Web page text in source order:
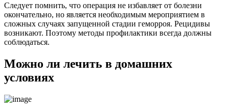
Следует помнить, что операция не избавляет от болезни
окончательно, но является необходимым мероприятием в
сложных случаях запущенной стадии геморроя. Рецидивы
возникают. Поэтому методы профилактики всегда должны
соблюдаться.
Можно ли лечить в домашних
условиях